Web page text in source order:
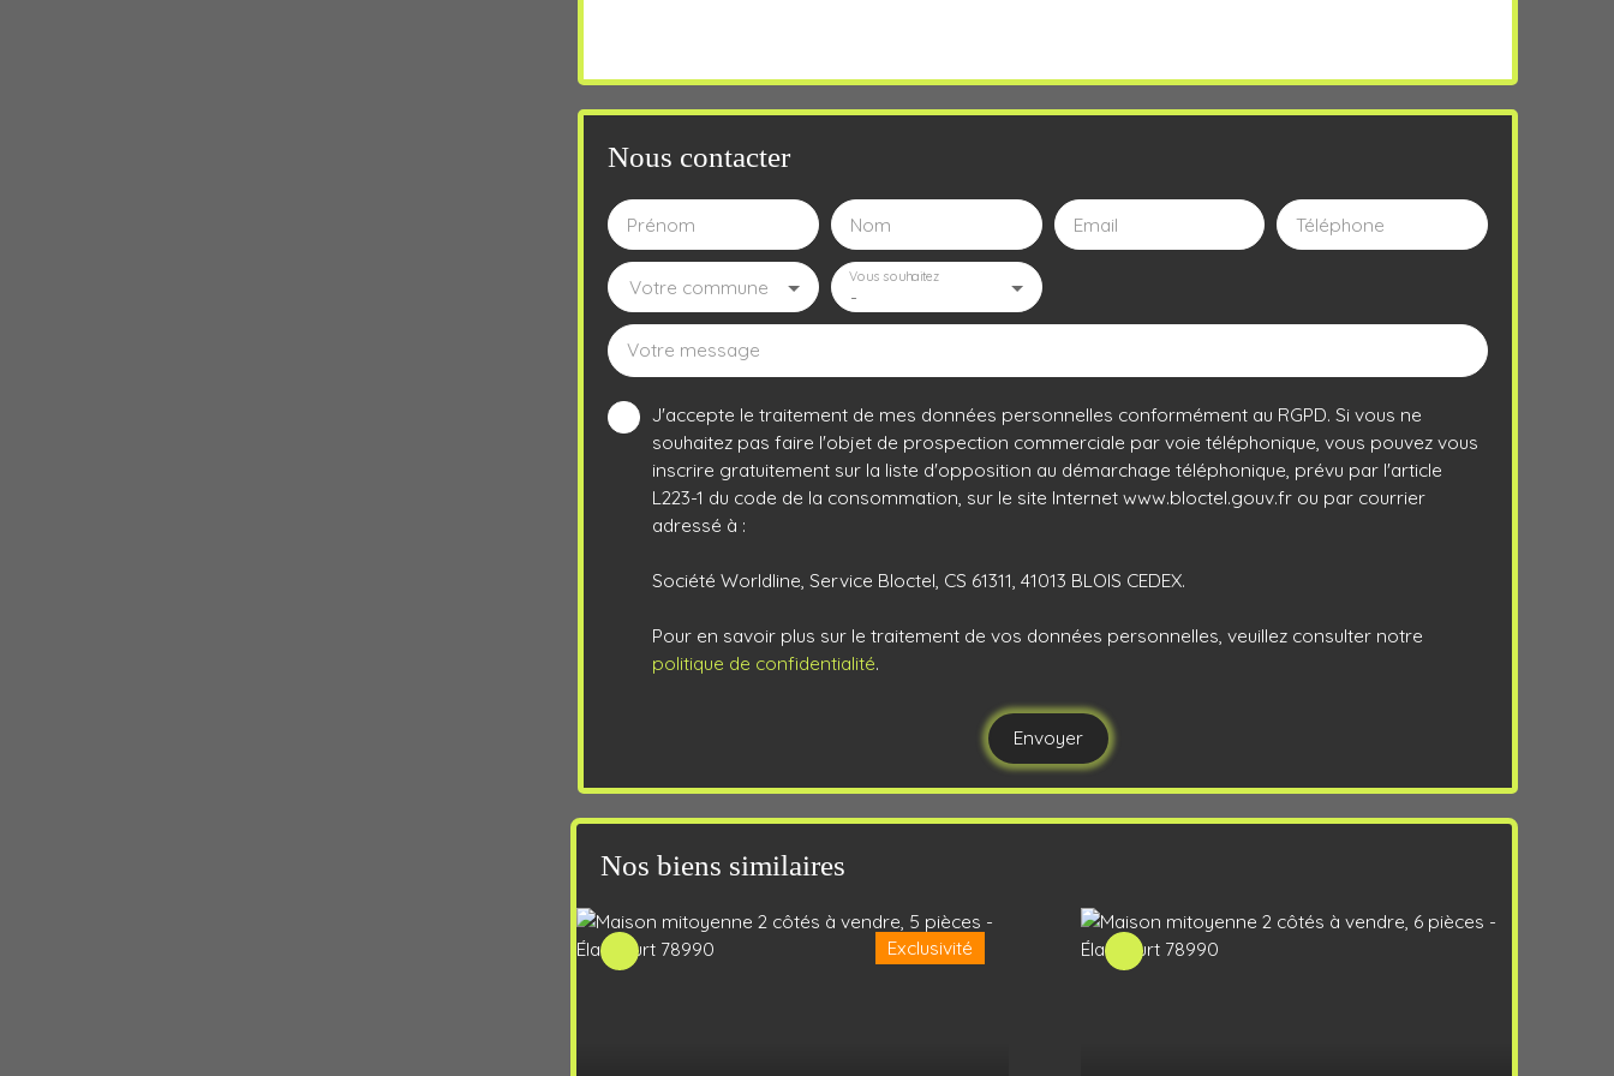
Nous contacter
Prénom Nom Email Téléphone
Votre commune -
Vous souhaitez
Votre message
J'accepte le traitement de mes données personnelles conformément au RGPD. Si vous ne
souhaitez pas faire l'objet de prospection commerciale par voie téléphonique, vous pouvez vous
inscrire gratuitement sur la liste d'opposition au démarchage téléphonique, prévu par l'article
L223-1 du code de la consommation, sur le site Internet www.bloctel.gouv.fr ou par courrier
adressé à :
Société Worldline, Service Bloctel, CS 61311, 41013 BLOIS CEDEX.
Pour en savoir plus sur le traitement de vos données personnelles, veuillez consulter notre
politique de confidentialité.
Envoyer
Nos biens similaires
Exclusivité